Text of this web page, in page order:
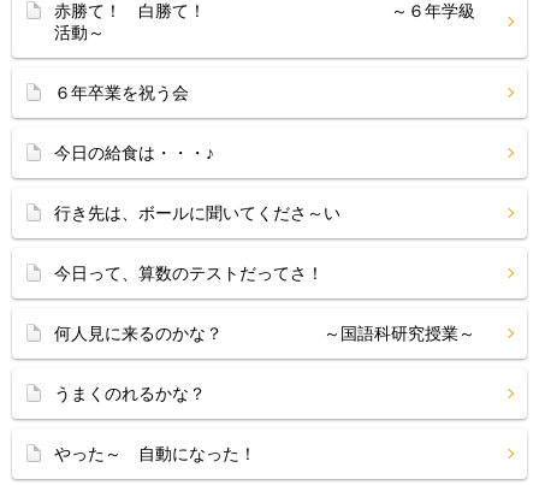
赤勝て！ 白勝て！ ～６年学級
活動～
６年卒業を祝う会
今日の給食は・・・♪
行き先は、ボールに聞いてくださ～い
今日って、算数のテストだってさ！
何人見に来るのかな？ ～国語科研究授業～
うまくのれるかな？
やった～ 自動になった！